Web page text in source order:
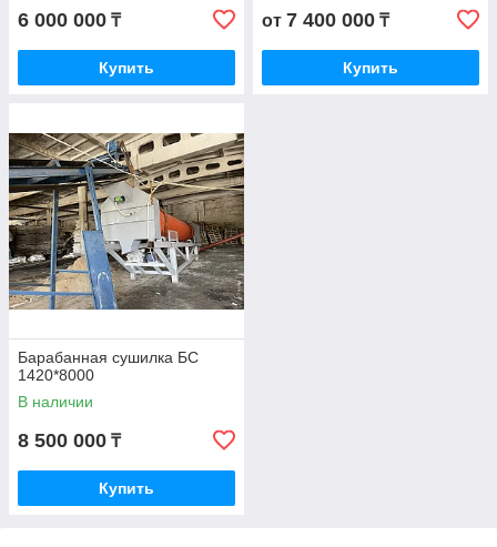
6 000 000 ₸
Купить
от 7 400 000 ₸
Купить
Барабанная сушилка БС
1420*8000
В наличии
8 500 000 ₸
Купить